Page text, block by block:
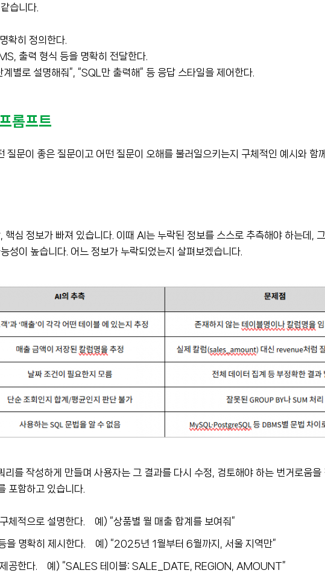
습니다.
확히 정의한다.
출력 형식 등을 명확히 전달한다.
계별로 설명해줘”, “SQL만 출력해” 등 응답 스타일을 제어한다.
롬프트
질문이 좋은 질문이고 어떤 질문이 오해를 불러일으키는지 구체적인 예시와 함
핵심 정보가 빠져 있습니다. 이때 AI는 누락된 정보를 스스로 추측해야 하는데,
성이 높습니다. 어느 정보가 누락되었는지 살펴보겠습니다.
를 작성하게 만들며 사용자는 그 결과를 다시 수정, 검토해야 하는 번거로움을
포함하고 있습니다.
체적으로 설명한다. 예) “상품별 월 매출 합계를 보여줘”
을 명확히 제시한다. 예) “2025년 1월부터 6월까지, 서울 지역만”
제공한다. 예) “SALES 테이블: SALE_DATE, REGION, AMOUNT”